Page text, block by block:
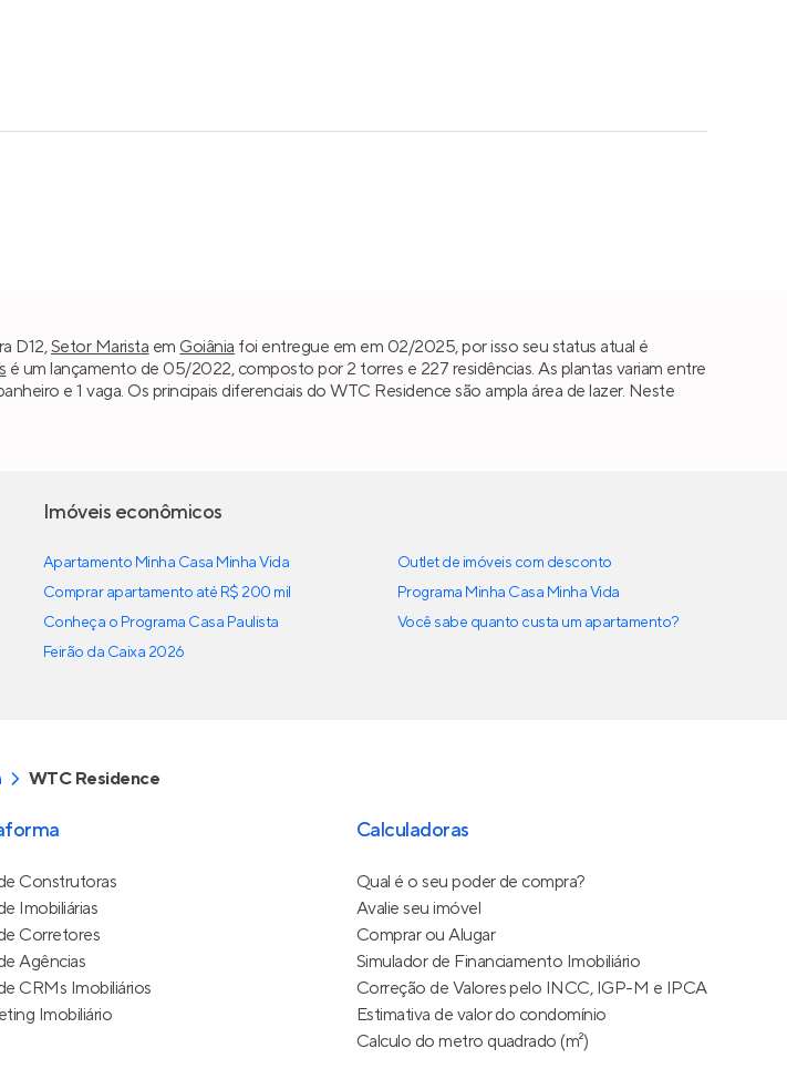
D12,Setor Marista em Goiânia foi entregue em em 02/2025, por isso seu status atual é
é um lançamento de 05/2022, composto por 2 torres e 227 residências. As plantas variam entre
e 1 vaga. Os principais diferenciais do WTC Residence são ampla área de lazer. Neste
Imóveis econômicos
Apartamento Minha Casa Minha Vida
Comprar apartamento até R$ 200 mil
Conheça o Programa Casa Paulista
Feirão da Caixa 2026
Outlet de imóveis com desconto
Programa Minha Casa Minha Vida
Você sabe quanto custa um apartamento?
WTC Residence
Construtoras
Imobiliárias
Corretores
Agências
CRMs Imobiliários
Imobiliário
Calculadoras
Qual é o seu poder de compra?
Avalie seu imóvel
Comprar ou Alugar
Simulador de Financiamento Imobiliário
Correção de Valores pelo INCC, IGP-M e IPCA
Estimativa de valor do condomínio
Calculo do metro quadrado (m²)